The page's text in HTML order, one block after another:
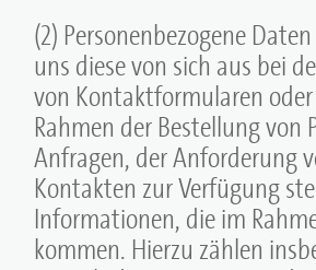
(2) Personenbezogene
uns diese von sich aus bei
von Kontaktformularen
Rahmen der Bestellung
Anfragen, der Anforderung
Kontakten zur Verfügung
Informationen, die im
kommen. Hierzu zählen